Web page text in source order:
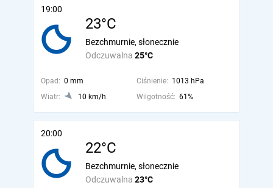
19:00
23°C
Odczuwalna 25°C
Bezchmurnie, słonecznie
Opad: 0 mm Ciśnienie: 1013 hPa
Wiatr:
10 km/h Wilgotność: 61%
20:00
22°C
Odczuwalna 23°C
Bezchmurnie, słonecznie